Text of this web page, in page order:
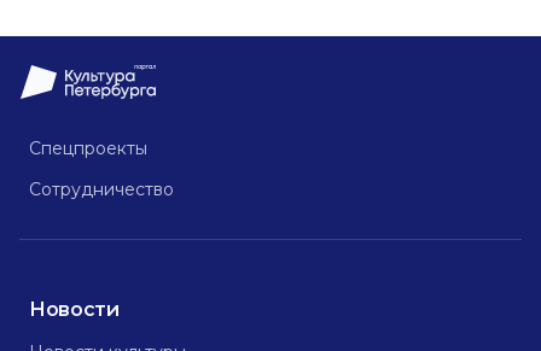
Спецпроекты
Сотрудничество
Новости